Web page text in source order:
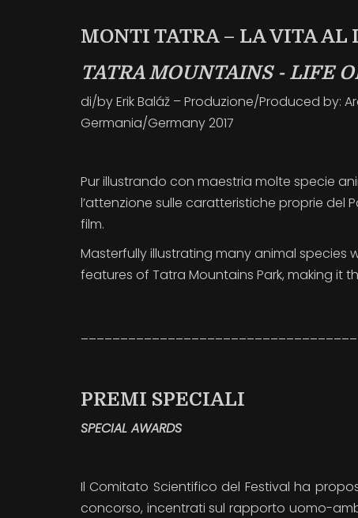
MONTI TATRA – LA VITA AL
TATRA MOUNTAINS - LIFE
di/by Erik Baláž – Produzione/Produced by:
Germania/Germany 2017
Pur illustrando con maestria molte specie
l’attenzione sulle caratteristiche proprie
film.
Masterfully illustrating many animal species
features of Tatra Mountains Park, making it
PREMI SPECIALI
SPECIAL AWARDS
Il Comitato Scientifico del Festival ha
concorso, incentrati sul rapporto uomo-